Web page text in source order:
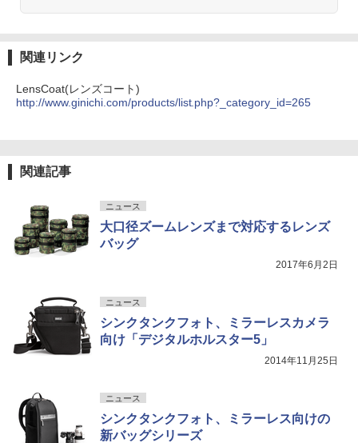
関連リンク
LensCoat(レンズコート)
http://www.ginichi.com/products/list.php?_category_id=265
関連記事
ニュース
大口径ズームレンズまで対応するレンズ
バッグ
2017年6月2日
ニュース
シンクタンクフォト、ミラーレスカメラ
向け「デジタルホルスター5」
2014年11月25日
ニュース
シンクタンクフォト、ミラーレス向けの
新バッグシリーズ